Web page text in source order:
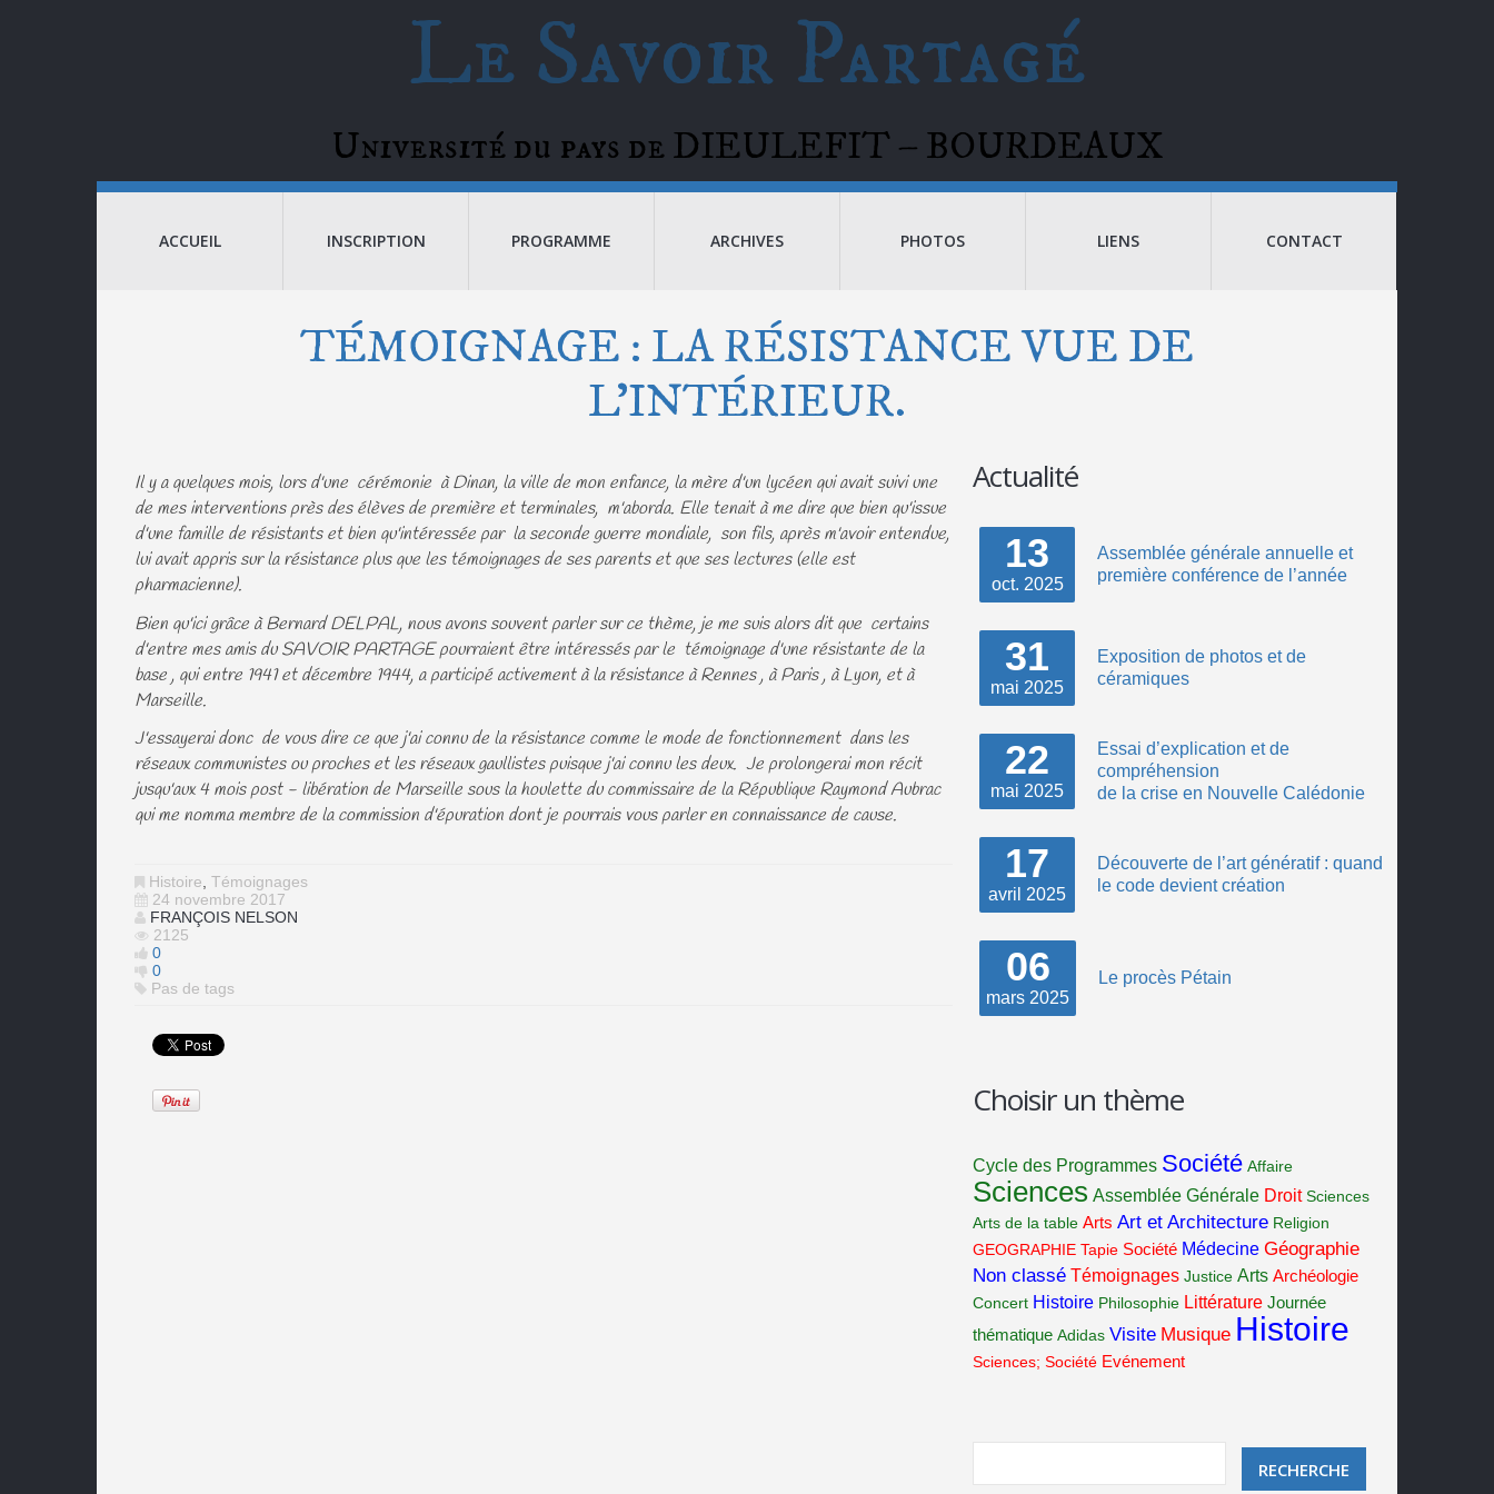
Le Savoir Partagé
Université du pays de DIEULEFIT – BOURDEAUX
ACCUEIL INSCRIPTION PROGRAMME ARCHIVES PHOTOS LIENS CONTACT
TÉMOIGNAGE : LA RÉSISTANCE VUE DE
L’INTÉRIEUR.
Il y a quelques mois, lors d'une cérémonie à Dinan, la ville de mon enfance, la mère d'un lycéen qui avait suivi une
de mes interventions près des élèves de première et terminales, m'aborda. Elle tenait à me dire que bien qu'issue
d'une famille de résistants et bien qu'intéressée par la seconde guerre mondiale, son fils, après m'avoir entendue,
lui avait appris sur la résistance plus que les témoignages de ses parents et que ses lectures (elle est
pharmacienne).
Bien qu'ici grâce à Bernard DELPAL, nous avons souvent parler sur ce thème, je me suis alors dit que certains
d'entre mes amis du SAVOIR PARTAGE pourraient être intéressés par le témoignage d'une résistante de la
base , qui entre 1941 et décembre 1944, a participé activement à la résistance à Rennes , à Paris , à Lyon, et à
Marseille.
J'essayerai donc de vous dire ce que j'ai connu de la résistance comme le mode de fonctionnement dans les
réseaux communistes ou proches et les réseaux gaullistes puisque j'ai connu les deux. Je prolongerai mon récit
jusqu'aux 4 mois post - libération de Marseille sous la houlette du commissaire de la République Raymond Aubrac
qui me nomma membre de la commission d'épuration dont je pourrais vous parler en connaissance de cause.
Histoire Témoignages
24 novembre 2017
FRANÇOIS NELSON
2125
0
0
Pas de tags
Actualité
13
oct. 2025
Assemblée générale annuelle et
première conférence de l’année
31
mai 2025
Exposition de photos et de
céramiques
22
mai 2025
Essai d’explication et de
compréhension
de la crise en Nouvelle Calédonie
17
avril 2025
Découverte de l’art génératif : quand
le code devient création
06
mars 2025
Le procès Pétain
Choisir un thème
Cycle des Programmes Société Affaire
Sciences Assemblée Générale Droit Sciences
Arts de la table Arts Art et Architecture Religion
GEOGRAPHIE Tapie Société Médecine Géographie
Non classé Témoignages Justice Arts Archéologie
Concert Histoire Philosophie Littérature Journée
thématique Adidas Visite Musique Histoire
Sciences; Société Evénement